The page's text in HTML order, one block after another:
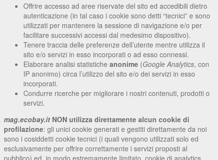
Offrire accesso ad aree riservate del sito ed accedibili dietro
autenticazione (in tal caso i cookie sono detti “tecnici” e sono
utilizzati per mantenere la sessione di navigazione e/o per
facilitare successivi accessi dal medesimo dispositivo).
Tenere traccia delle preferenze dell’utente mentre utilizza il
sito e/o servizi in esso incorporati o ad esso connessi.
Elaborare analisi statistiche anonime (Google Analytics, con
IP anonimo) circa l’utilizzo del sito e/o dei servizi in esso
incorporati.
Condurre ricerche per migliorare i nostri contenuti, prodotti o
servizi.
mag.ecobay.it NON utilizza direttamente alcun cookie di
profilazione: gli unici cookie generati e gestiti direttamente da noi
sono i cosiddetti cookie tecnici (i quali vengono utilizzati solo ed
esclusivamente per offrire correttamente i servizi proposti al
pubblico) ed, in modo estremamente limitato, cookie di analytics